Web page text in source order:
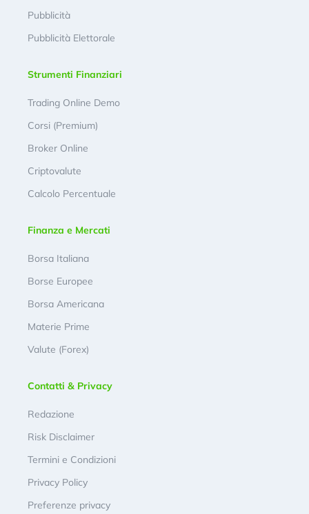
Pubblicità
Pubblicità Elettorale
Strumenti Finanziari
Trading Online Demo
Corsi (Premium)
Broker Online
Criptovalute
Calcolo Percentuale
Finanza e Mercati
Borsa Italiana
Borse Europee
Borsa Americana
Materie Prime
Valute (Forex)
Contatti & Privacy
Redazione
Risk Disclaimer
Termini e Condizioni
Privacy Policy
Preferenze privacy